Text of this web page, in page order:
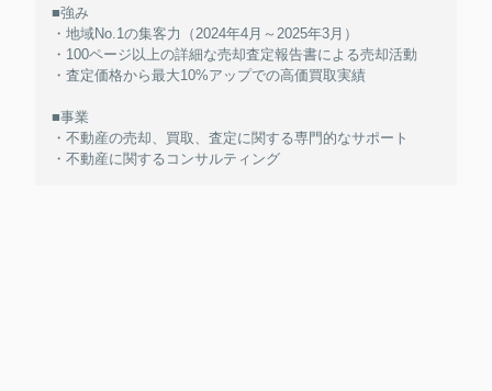
■強み
・地域No.1の集客力（2024年4月～2025年3月）
・100ページ以上の詳細な売却査定報告書による売却活動
・査定価格から最大10%アップでの高価買取実績
■事業
・不動産の売却、買取、査定に関する専門的なサポート
・不動産に関するコンサルティング